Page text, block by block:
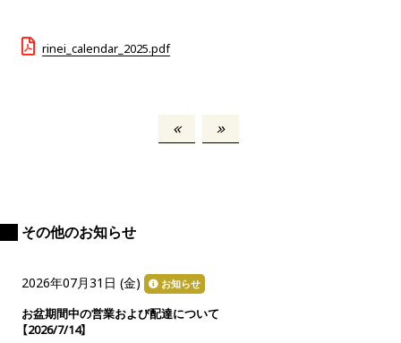
rinei_calendar_2025.pdf
その他のお知らせ
2026年07月31日 (金) お知らせ
お盆期間中の営業および配達について
【2026/7/14】